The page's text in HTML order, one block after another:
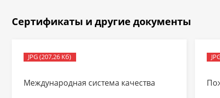
Сертификаты и другие документы
JPG (207,26 Кб)
Международная система качества